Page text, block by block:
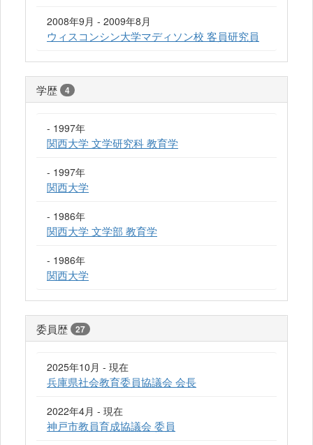
2008年9月 - 2009年8月
ウィスコンシン大学マディソン校 客員研究員
学歴 4
- 1997年
関西大学 文学研究科 教育学
- 1997年
関西大学
- 1986年
関西大学 文学部 教育学
- 1986年
関西大学
委員歴 27
2025年10月 - 現在
兵庫県社会教育委員協議会 会長
2022年4月 - 現在
神戸市教員育成協議会 委員